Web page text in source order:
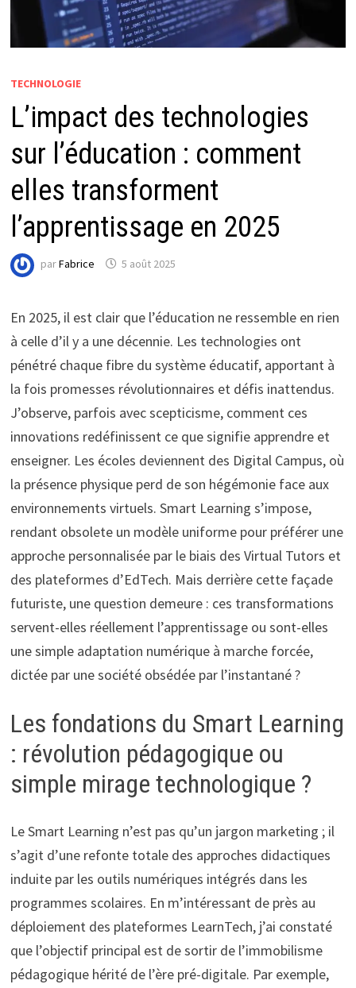
TECHNOLOGIE
L’impact des technologies
sur l’éducation : comment
elles transforment
l’apprentissage en 2025
parFabrice 5 août 2025
En 2025, il est clair que l’éducation ne ressemble en rien
à celle d’il y a une décennie. Les technologies ont
pénétré chaque fibre du système éducatif, apportant à
la fois promesses révolutionnaires et défis inattendus.
J’observe, parfois avec scepticisme, comment ces
innovations redéfinissent ce que signifie apprendre et
enseigner. Les écoles deviennent des Digital Campus, où
la présence physique perd de son hégémonie face aux
environnements virtuels. Smart Learning s’impose,
rendant obsolete un modèle uniforme pour préférer une
approche personnalisée par le biais des Virtual Tutors et
des plateformes d’EdTech. Mais derrière cette façade
futuriste, une question demeure : ces transformations
servent-elles réellement l’apprentissage ou sont-elles
une simple adaptation numérique à marche forcée,
dictée par une société obsédée par l’instantané ?
Les fondations du Smart Learning
: révolution pédagogique ou
simple mirage technologique ?
Le Smart Learning n’est pas qu’un jargon marketing ; il
s’agit d’une refonte totale des approches didactiques
induite par les outils numériques intégrés dans les
programmes scolaires. En m’intéressant de près au
déploiement des plateformes LearnTech, j’ai constaté
que l’objectif principal est de sortir de l’immobilisme
pédagogique hérité de l’ère pré-digitale. Par exemple,